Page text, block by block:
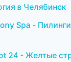
в Челябинск
Spa -
24 - Желтые